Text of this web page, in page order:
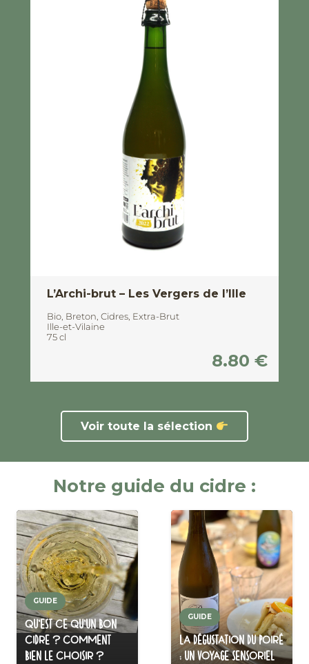
L’Archi-brut – Les Vergers de l’Ille
Bio, Breton, Cidres, Extra-Brut
Ille-et-Vilaine
75 cl
8.80 €
Voir toute la sélection
Notre guide du cidre :
GUIDE
QU’EST CE QU’UN BON
CIDRE ? COMMENT
BIEN LE CHOISIR ?
GUIDE
LA DÉGUSTATION DU POIRÉ
: UN VOYAGE SENSORIEL